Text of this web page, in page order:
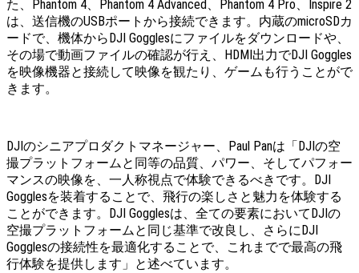
た、Phantom 4、Phantom 4 Advanced、Phantom 4 Pro、Inspire 2
は、送信機のUSBポートから接続できます。内蔵のmicroSDカ
ードで、機体からDJI Gogglesにファイルをダウンロードや、
その場で動画ファイルの確認が行え、HDMI出力でDJI Goggles
を映像機器と接続して映像を観たり、ゲームも行うことがで
きます。
DJIのシニアプロダクトマネージャー、Paul Panは「DJIの空
撮プラットフォームと同等の品質、パワー、そしてパフォー
マンスの映像を、一人称視点で体験できるべきです。DJI
Gogglesを装着することで、飛行の楽しさと魅力を体験する
ことができます。DJI Gogglesは、全ての要素においてDJIの
空撮プラットフォームと同じ基準で改良し、さらにDJI
Gogglesの接続性を最適化することで、これまでで最高の飛
行体験を提供します」と述べています。